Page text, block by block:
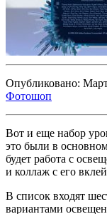
Опубликовано:
Фотошоп
Вот и еще набор
это были в
будет работа с
и коллаж с его
В список входят
вариантами